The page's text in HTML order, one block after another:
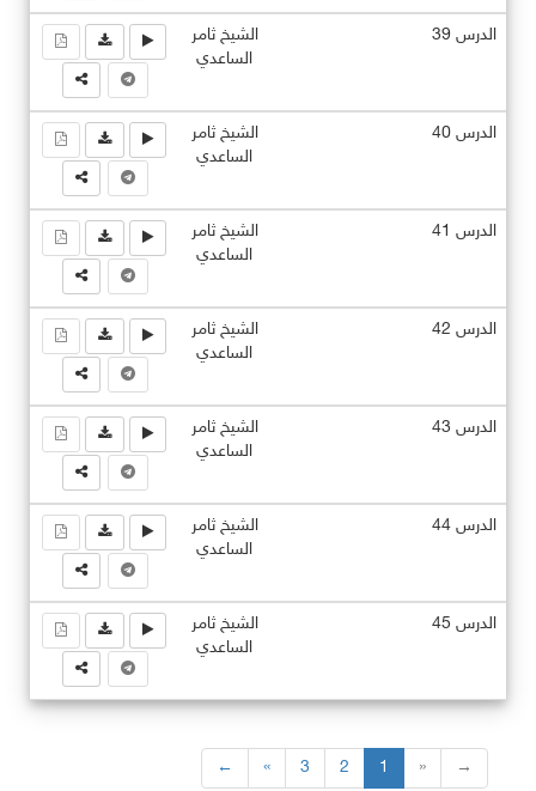
الدرس 39
الشيخ ثامر
الساعدي
الدرس 40
الشيخ ثامر
الساعدي
الدرس 41
الشيخ ثامر
الساعدي
الدرس 42
الشيخ ثامر
الساعدي
الدرس 43
الشيخ ثامر
الساعدي
الدرس 44
الشيخ ثامر
الساعدي
الدرس 45
الشيخ ثامر
الساعدي
→
»
1
2
3
«
←